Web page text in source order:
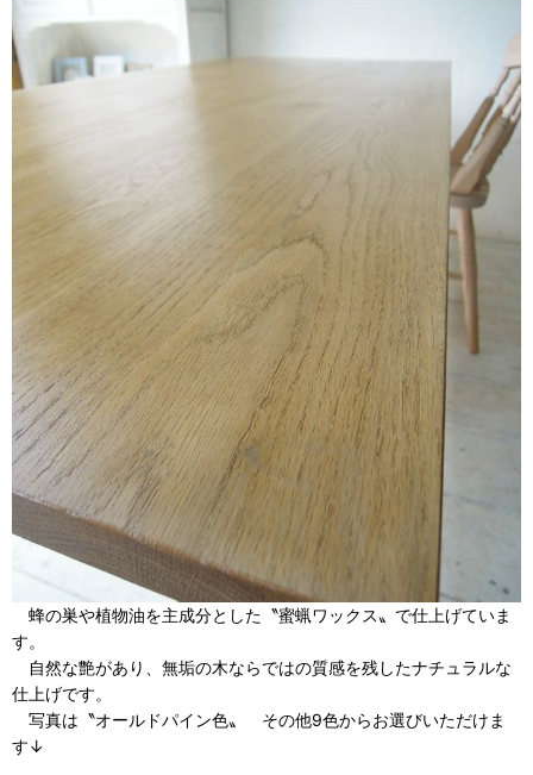
蜂の巣や植物油を主成分とした〝蜜蝋ワックス〟で仕上げていま
す。
自然な艶があり、無垢の木ならではの質感を残したナチュラルな
仕上げです。
写真は〝オールドパイン色〟 その他9色からお選びいただけま
す↓